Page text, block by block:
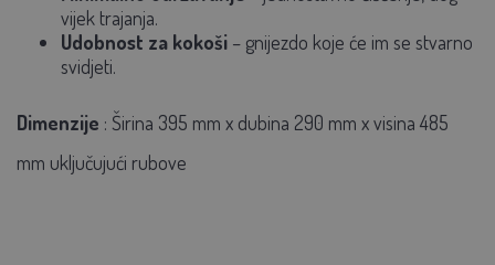
vijek trajanja.
Udobnost za kokoši – gnijezdo koje će im se stvarno
svidjeti.
Dimenzije : Širina 395 mm x dubina 290 mm x visina 485
mm uključujući rubove